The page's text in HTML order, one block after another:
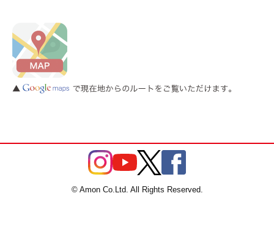
© Amon Co.Ltd. All Rights Reserved.